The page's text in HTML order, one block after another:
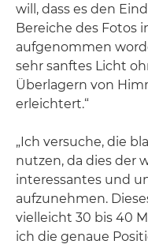
will, dass es den
Bereiche des Fotos
aufgenommen
sehr sanftes Licht
Überlagern von
erleichtert.“
„Ich versuche, die
nutzen, da dies der
interessantes und
aufzunehmen.
vielleicht 30 bis 40
ich die genaue